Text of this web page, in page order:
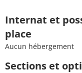
Internat et
place
Aucun hébergement
Sections et